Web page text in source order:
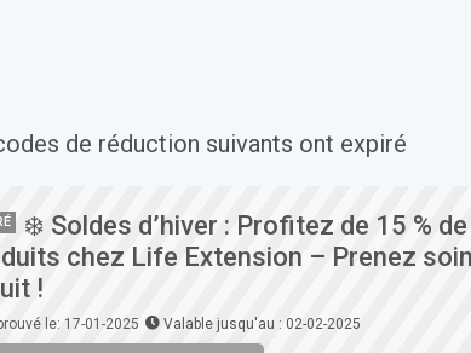
de réduction suivants ont expiré
❄️ Soldes d’hiver : Profitez de 15 %
chez Life Extension – Prenez
!
le: 17-01-2025 Valable jusqu'au : 02-02-2025